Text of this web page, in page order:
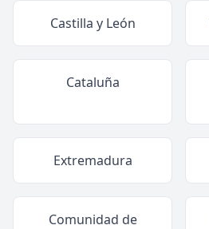
Castilla y León
Cataluña
Extremadura
Comunidad de